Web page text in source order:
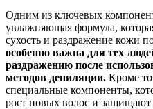
Одним из ключевых
увлажняющая формула,
сухость и раздражение кожи
особенно важна для тех
раздражению после
методов депиляции. Кроме
специальные компоненты,
рост новых волос и защищают